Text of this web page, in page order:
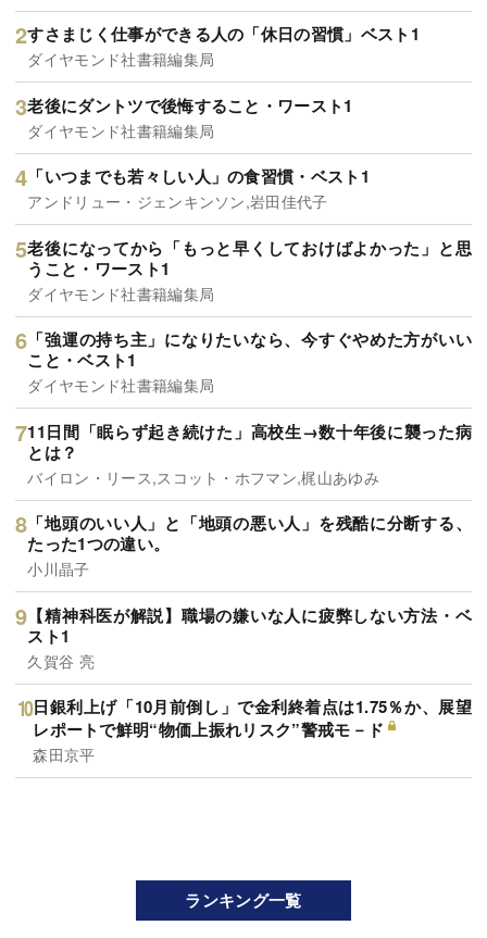
すさまじく仕事ができる人の「休日の習慣」ベスト1
ダイヤモンド社書籍編集局
老後にダントツで後悔すること・ワースト1
ダイヤモンド社書籍編集局
「いつまでも若々しい人」の食習慣・ベスト1
アンドリュー・ジェンキンソン,岩田佳代子
老後になってから「もっと早くしておけばよかった」と思
うこと・ワースト1
ダイヤモンド社書籍編集局
「強運の持ち主」になりたいなら、今すぐやめた方がいい
こと・ベスト1
ダイヤモンド社書籍編集局
11日間「眠らず起き続けた」高校生→数十年後に襲った病
とは？
バイロン・リース,スコット・ホフマン,梶山あゆみ
「地頭のいい人」と「地頭の悪い人」を残酷に分断する、
たった1つの違い。
小川晶子
【精神科医が解説】職場の嫌いな人に疲弊しない方法・ベ
スト1
久賀谷 亮
日銀利上げ「10月前倒し」で金利終着点は1.75％か、展望
レポートで鮮明“物価上振れリスク”警戒モ－ド
森田京平
ランキング一覧